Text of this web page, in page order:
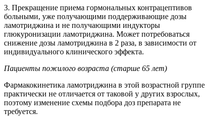
3. Прекращение приема гормональных контрацептивов
больными, уже получающими поддерживающие дозы
ламотриджина и не получающими индукторы
глюкуронизации ламотриджина. Может потребоваться
снижение дозы ламотриджина в 2 раза, в зависимости от
индивидуального клинического эффекта.
Пациенты пожилого возраста (старше 65 лет)
Фармакокинетика ламотриджина в этой возрастной группе
практически не отличается от таковой у других взрослых,
поэтому изменение схемы подбора доз препарата не
требуется.